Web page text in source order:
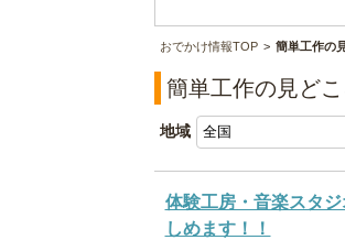
おでかけ情報TOP 簡単工作の
簡単工作の見ど
地域
体験工房・音楽スタ
しめます！！